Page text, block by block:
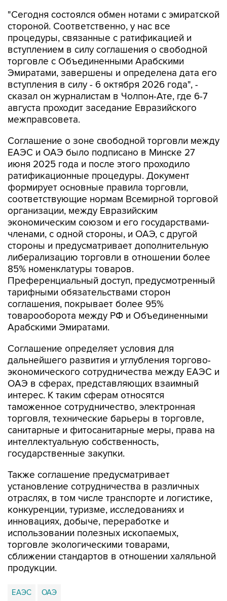
"Сегодня состоялся обмен нотами с эмиратской
стороной. Соответственно, у нас все
процедуры, связанные с ратификацией и
вступлением в силу соглашения о свободной
торговле с Объединенными Арабскими
Эмиратами, завершены и определена дата его
вступления в силу - 6 октября 2026 года", -
сказал он журналистам в Чолпон-Ате, где 6-7
августа проходит заседание Евразийского
межправсовета.
Соглашение о зоне свободной торговли между
ЕАЭС и ОАЭ было подписано в Минске 27
июня 2025 года и после этого проходило
ратификационные процедуры. Документ
формирует основные правила торговли,
соответствующие нормам Всемирной торговой
организации, между Евразийским
экономическим союзом и его государствами-
членами, с одной стороны, и ОАЭ, с другой
стороны и предусматривает дополнительную
либерализацию торговли в отношении более
85% номенклатуры товаров.
Преференциальный доступ, предусмотренный
тарифными обязательствами сторон
соглашения, покрывает более 95%
товарооборота между РФ и Объединенными
Арабскими Эмиратами.
Соглашение определяет условия для
дальнейшего развития и углубления торгово-
экономического сотрудничества между ЕАЭС и
ОАЭ в сферах, представляющих взаимный
интерес. К таким сферам относятся
таможенное сотрудничество, электронная
торговля, технические барьеры в торговле,
санитарные и фитосанитарные меры, права на
интеллектуальную собственность,
государственные закупки.
Также соглашение предусматривает
установление сотрудничества в различных
отраслях, в том числе транспорте и логистике,
конкуренции, туризме, исследованиях и
инновациях, добыче, переработке и
использовании полезных ископаемых,
торговле экологическими товарами,
сближении стандартов в отношении халяльной
продукции.
ЕАЭС ОАЭ